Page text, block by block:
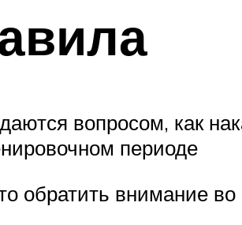
вопросом, как
периоде
обратить внимание